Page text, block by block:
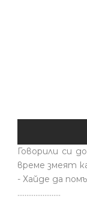
Говорили си
време змеят
- Хайде да
........................